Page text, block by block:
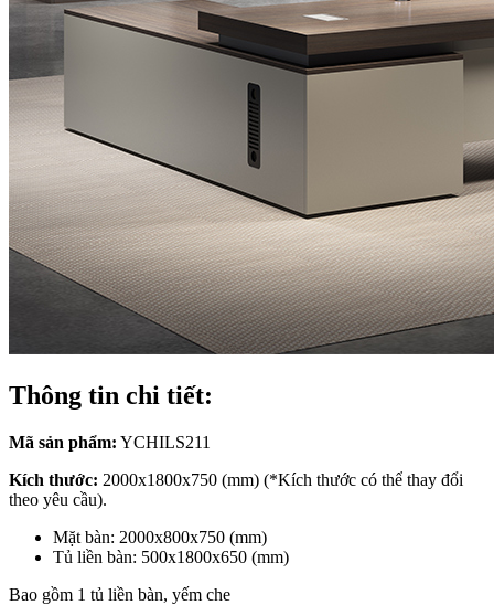
Thông tin chi tiết:
Mã sản phẩm: YCHILS211
Kích thước: 2000x1800x750 (mm) (*Kích thước có thể thay đổi
theo yêu cầu).
Mặt bàn: 2000x800x750 (mm)
Tủ liền bàn: 500x1800x650 (mm)
Bao gồm 1 tủ liền bàn, yếm che